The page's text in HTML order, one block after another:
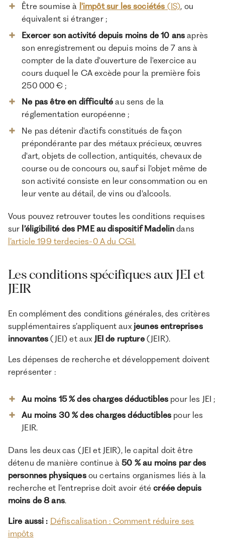
Être soumise à l'impôt sur les sociétés (IS), ou
équivalent si étranger ;
Exercer son activité depuis moins de 10 ans après
son enregistrement ou depuis moins de 7 ans à
compter de la date d'ouverture de l'exercice au
cours duquel le CA excède pour la première fois
250 000 € ;
Ne pas être en difficulté au sens de la
réglementation européenne ;
Ne pas détenir d'actifs constitués de façon
prépondérante par des métaux précieux, œuvres
d'art, objets de collection, antiquités, chevaux de
course ou de concours ou, sauf si l'objet même de
son activité consiste en leur consommation ou en
leur vente au détail, de vins ou d'alcools.
Vous pouvez retrouver toutes les conditions requises
sur l’éligibilité des PME au dispositif Madelin dans
l’article 199 terdecies-0 A du CGI.
Les conditions spécifiques aux JEI et
JEIR
En complément des conditions générales, des critères
supplémentaires s’appliquent aux jeunes entreprises
innovantes (JEI) et aux JEI de rupture(JEIR).
Les dépenses de recherche et développement doivent
représenter :
Au moins 15 % des charges déductibles pour les JEI ;
Au moins 30 % des charges déductibles pour les
JEIR.
Dans les deux cas (JEI et JEIR), le capital doit être
détenu de manière continue à50 % au moins par des
personnes physiquesou certains organismes liés à la
recherche et l'entreprise doit avoir étécréée depuis
moins de 8 ans.
Lire aussi : Défiscalisation : Comment réduire ses
impôts